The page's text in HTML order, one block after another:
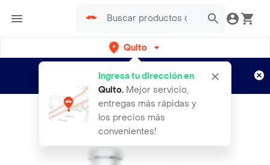
Quito
Ingresa tu dirección en
Quito. Mejor servicio,
entregas más rápidas y
los precios más
convenientes!
envíos gratis por semanas
Aplican TyC